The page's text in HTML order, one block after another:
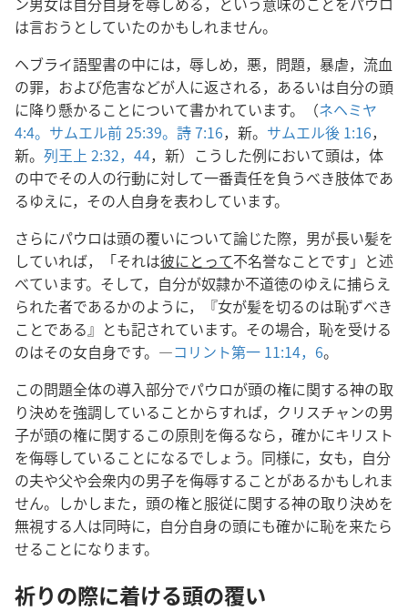
は言おうとしていたのかもしれません。
ヘブライ語聖書の中には，辱しめ，悪，問題，暴虐，流血
の罪，および危害などが人に返される，あるいは自分の頭
に降り懸かることについて書かれています。（ネヘミヤ
4:4。 サムエル前 25:39。 詩 7:16，新。 サムエル後 1:16，
新。 列王上 2:32， 44，新）こうした例において頭は，体
の中でその人の行動に対して一番責任を負うべき肢体であ
るゆえに，その人自身を表わしています。
さらにパウロは頭の覆いについて論じた際，男が長い髪を
していれば，「それは彼にとって不名誉なことです」と述
べています。そして，自分が奴隷か不道徳のゆえに捕らえ
られた者であるかのように，『女が髪を切るのは恥ずべき
ことである』とも記されています。その場合，恥を受ける
のはその女自身です。―コリント第一 11:14， 6。
この問題全体の導入部分でパウロが頭の権に関する神の取
り決めを強調していることからすれば，クリスチャンの男
子が頭の権に関するこの原則を侮るなら，確かにキリスト
を侮辱していることになるでしょう。同様に，女も，自分
の夫や父や会衆内の男子を侮辱することがあるかもしれま
せん。しかしまた，頭の権と服従に関する神の取り決めを
無視する人は同時に，自分自身の頭にも確かに恥を来たら
せることになります。
祈りの際に着ける頭の覆い